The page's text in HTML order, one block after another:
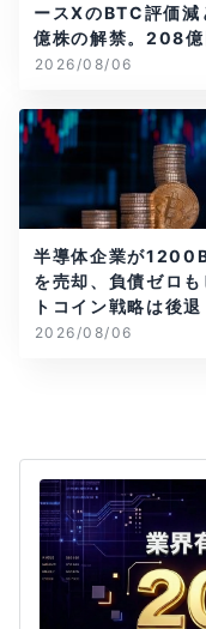
ースXのBTC評価減
億株の解禁。208億
当のBTCが盗難
2026/08/06
半導体企業が
を売却、負債ゼロも
トコイン戦略は後退
2026/08/06